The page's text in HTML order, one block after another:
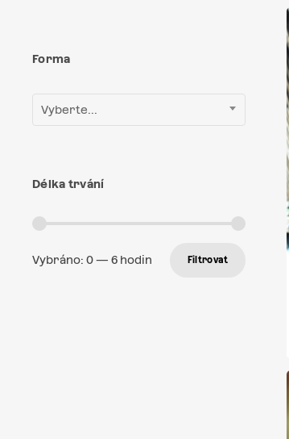
Forma
Vyberte...
Délka trvání
Vybráno: 0— 6 hodin Filtrovat